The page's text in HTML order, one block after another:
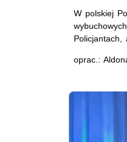
W polskiej
Policjantach,
oprac.: